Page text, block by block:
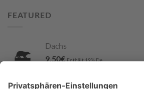
FEATURED
Dachs
9,50€ Enthält 19% De
Blumenstecker Hochsitz